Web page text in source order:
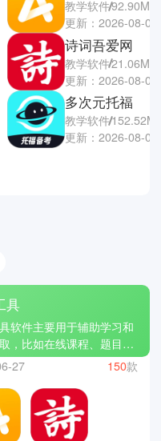
教学软件92.90M
更新：2026-08-08
诗词吾爱网
教学软件21.06M
更新：2026-08-08
多次元托福
教学软件152.52M
更新：2026-08-07
具
软件主要用于辅助学习和
，比如在线课程、题目练
学习等。相比传统课堂，
活，可以随时随地学习。部
会通过动画、互动练习等
高理解效率，让学习不再单
学生或自学者来说，这类工
27 150款